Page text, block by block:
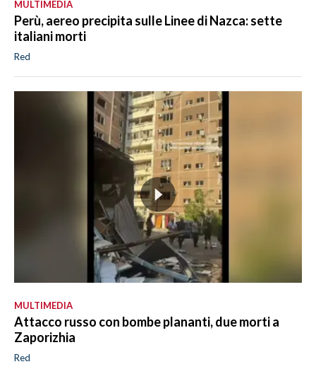
MULTIMEDIA
Perù, aereo precipita sulle Linee di Nazca: sette
italiani morti
Red
MULTIMEDIA
Attacco russo con bombe plananti, due morti a
Zaporizhia
Red